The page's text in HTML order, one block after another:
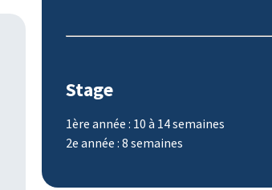
Stage
1ère année : 10 à 14 semaines
2e année : 8 semaines